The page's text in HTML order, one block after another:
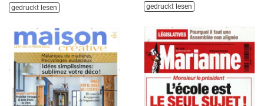
gedruckt lesen
gedruckt lesen